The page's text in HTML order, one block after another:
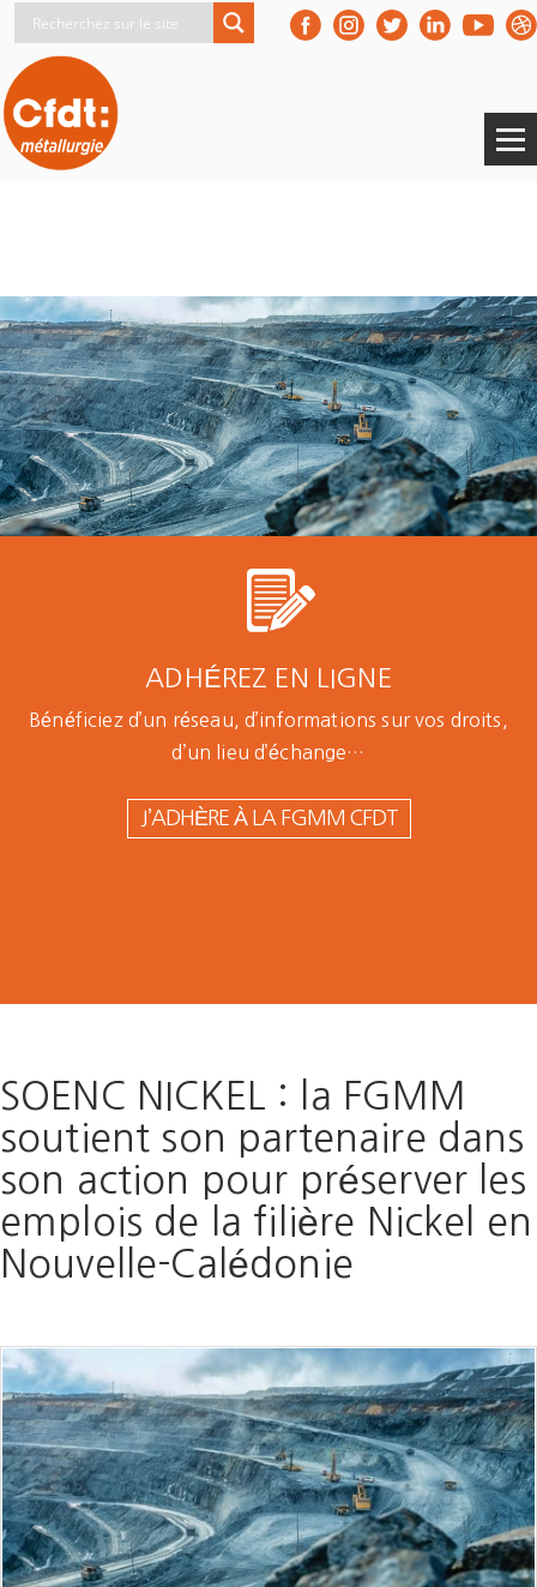
ADHÉREZ EN LIGNE
Bénéficiez d’un réseau, d’informations sur vos droits,
d’un lieu d’échange…
J’ADHÈRE À LA FGMM CFDT
SOENC NICKEL : la FGMM
soutient son partenaire dans
son action pour préserver les
emplois de la filière Nickel en
Nouvelle-Calédonie